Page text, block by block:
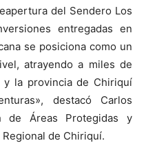
del Sendero Los
entregadas en
se posiciona como un
atrayendo a miles de
y la provincia de Chiriquí
destacó Carlos
de Áreas Protegidas y
Regional de Chiriquí.